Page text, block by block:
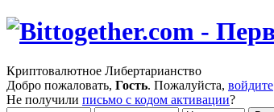
Криптовалютное Либертарианство
Добро пожаловать, Гость. Пожалуйста, войдите
Не получили письмо с кодом активации?